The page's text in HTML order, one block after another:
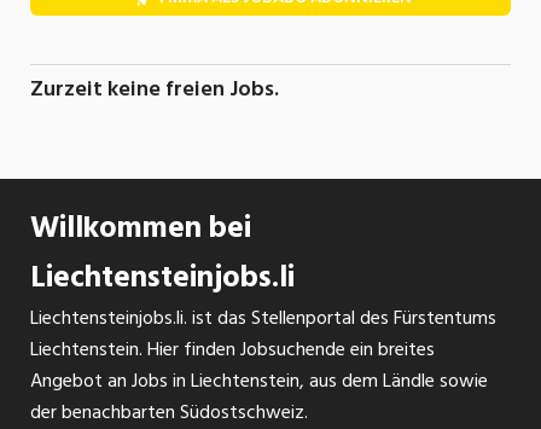
Zurzeit keine freien Jobs.
Willkommen bei
Liechtensteinjobs.li
Liechtensteinjobs.li. ist das Stellenportal des Fürstentums
Liechtenstein. Hier finden Jobsuchende ein breites
Angebot an Jobs in Liechtenstein, aus dem Ländle sowie
der benachbarten Südostschweiz.